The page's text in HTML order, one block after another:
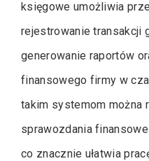
księgowe umożliwia
rejestrowanie transakcji
generowanie raportów
finansowego firmy w
takim systemom można
sprawozdania
co znacznie ułatwia